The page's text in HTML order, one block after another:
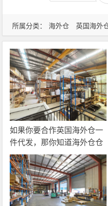
所属分类： 海外仓 英国海外
如果你要合作英国海外仓一
件代发，那你知道海外仓仓
储费应该怎么算吗？